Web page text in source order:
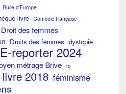
Bulle d'Europe
livre Comédie française
Droit des femmes
Droits des femmes dystopie
E-reporter 2024
métrage Brive fo
2018 féminisme